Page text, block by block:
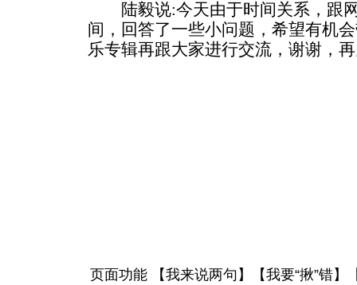
陆毅说:今天由于时间关系，跟
间，回答了一些小问题，希望有机
乐专辑再跟大家进行交流，谢谢，
页面功能 【我来说两句 】【我要“揪”错】